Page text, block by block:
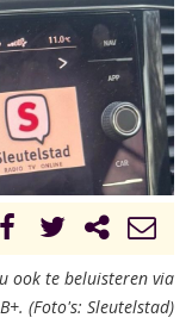
Volgend uur
ook te beluisteren via
(Foto's: Sleutelstad)